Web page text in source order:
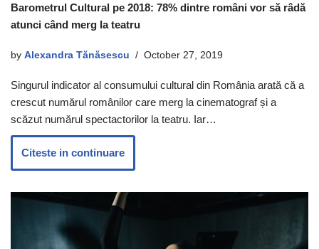
Barometrul Cultural pe 2018: 78% dintre români vor să râdă
atunci când merg la teatru
by Alexandra Tănăsescu October 27, 2019
Singurul indicator al consumului cultural din România arată că a
crescut numărul românilor care merg la cinematograf și a
scăzut numărul spectactorilor la teatru. Iar…
Citeste in continuare